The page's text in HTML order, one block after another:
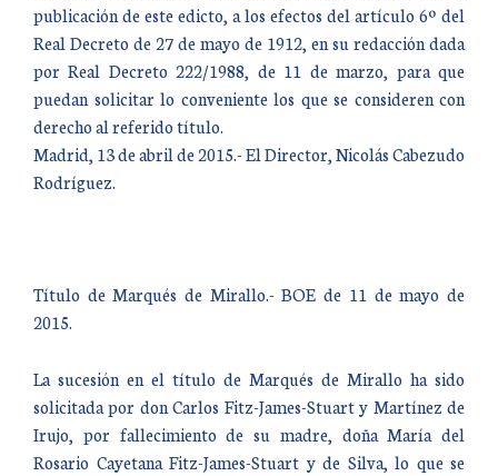
publicación de este edicto, a los efectos del artículo 6º del
Real Decreto de 27 de mayo de 1912, en su redacción dada
por Real Decreto 222/1988, de 11 de marzo, para que
puedan solicitar lo conveniente los que se consideren con
derecho al referido título.
Madrid, 13 de abril de 2015.- El Director, Nicolás Cabezudo
Rodríguez.
Título de Marqués de Mirallo.- BOE de 11 de mayo de
2015.
La sucesión en el título de Marqués de Mirallo ha sido
solicitada por don Carlos Fitz-James-Stuart y Martínez de
Irujo, por fallecimiento de su madre, doña María del
Rosario Cayetana Fitz-James-Stuart y de Silva, lo que se